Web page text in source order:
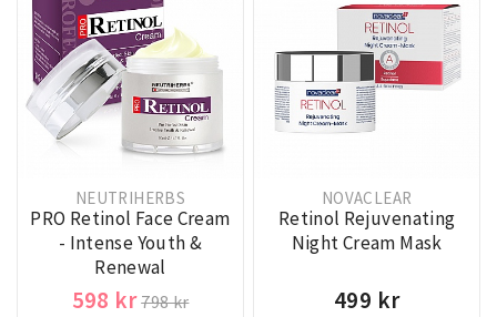
NEUTRIHERBS
PRO Retinol Face Cream
- Intense Youth &
Renewal
598 kr798 kr
NOVACLEAR
Retinol Rejuvenating
Night Cream Mask
499 kr